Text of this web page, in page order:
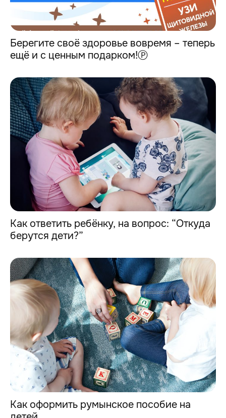
Берегите своё здоровье вовремя – теперь
ещё и с ценным подарком!Ⓟ
Как ответить ребёнку, на вопрос: “Откуда
берутся дети?”
Как оформить румынское пособие на